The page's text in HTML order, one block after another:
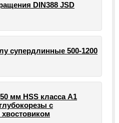
DIN388 JSD
супердлинные 500-1200
мм HSS класса А1
с